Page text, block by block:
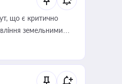
що є критично
земельними